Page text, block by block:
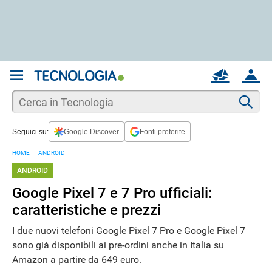
ACCOUNT
MAIL
Seguici su: Google Discover Fonti preferite
HOME ANDROID
ANDROID
Google Pixel 7 e 7 Pro ufficiali:
caratteristiche e prezzi
I due nuovi telefoni Google Pixel 7 Pro e Google Pixel 7
sono già disponibili ai pre-ordini anche in Italia su
Amazon a partire da 649 euro.